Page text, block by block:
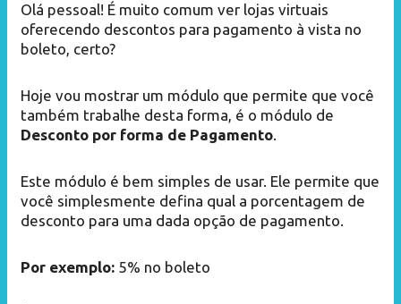
Olá pessoal! É muito comum ver lojas virtuais
oferecendo descontos para pagamento à vista no
boleto, certo?
Hoje vou mostrar um módulo que permite que você
também trabalhe desta forma, é o módulo de
Desconto por forma de Pagamento.
Este módulo é bem simples de usar. Ele permite que
você simplesmente defina qual a porcentagem de
desconto para uma dada opção de pagamento.
Por exemplo: 5% no boleto